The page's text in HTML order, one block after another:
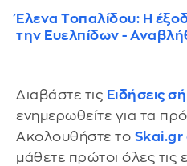
Έλενα Τοπαλίδου: Η
την Ευελπίδων -
Διαβάστε τις Ειδήσεις
ενημερωθείτε για τα
Ακολουθήστε το Skai.gr
μάθετε πρώτοι όλες τις